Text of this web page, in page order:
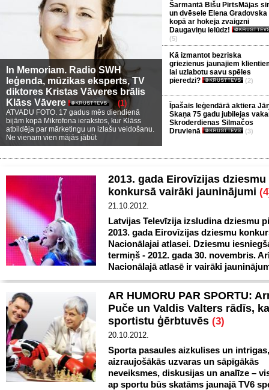
In Memoriam. Radio SWH
leģenda, mūzikas eksperts, TV
diktores Kristas Vāveres brālis
Klāss Vāvere
(1)
ATVADU FOTO. 17 gadus mēs diendienā
bijām kopā Mikrofona ierakstos, kur Klāss
atbildēja par mārketingu un izlašu veidošanu.
Ne vienam vien mājās jābūt
Šarmantā Bišu PirtsMājas
un dvēsele Elena Gradovska
kopā ar hokeja zvaigzni
Daugaviņu ielūdz!
(5)
Kā izmantot bezriska
griezienus jaunajiem
lai uzlabotu savu spēles
pieredzi?
(2)
Īpašais leģendārā aktiera
Skaņa 75 gadu jubilejas
Skroderdienas Silmačos
Druvienā
(3)
2013. gada Eirovīzijas dziesmu
konkursā vairāki jauninājumi
21.10.2012.
Latvijas Televīzija izsludina dziesmu
2013. gada Eirovīzijas dziesmu
Nacionālajai atlasei. Dziesmu
termiņš - 2012. gada 30. novembris.
Nacionālajā atlasē ir vairāki
AR HUMORU PAR SPORTU:
Puče un Valdis Valters rādīs,
sportistu ģērbtuvēs (3)
20.10.2012.
Sporta pasaules aizkulises un intrigas,
aizraujošākās uzvaras un sāpīgākās
neveiksmes, diskusijas un analīze –
ap sportu būs skatāms jaunajā TV6